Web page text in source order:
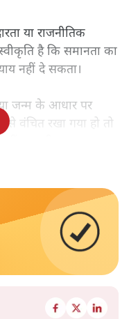
या राजनीतिक
है कि समानता का
नहीं दे सकता।
जन्म के आधार पर
वंचित रखा गया हो तो
बदलती।